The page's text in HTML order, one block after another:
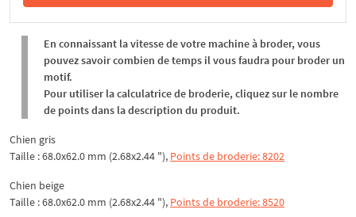
Dans le panier
En connaissant la vitesse de votre machine à broder, vous
pouvez savoir combien de temps il vous faudra pour broder un
motif.
Pour utiliser la calculatrice de broderie, cliquez sur le nombre
de points dans la description du produit.
Chien gris
Taille : 68.0x62.0 mm (2.68x2.44 "), Points de broderie: 8202
Chien beige
Taille : 68.0x62.0 mm (2.68x2.44 "), Points de broderie: 8520